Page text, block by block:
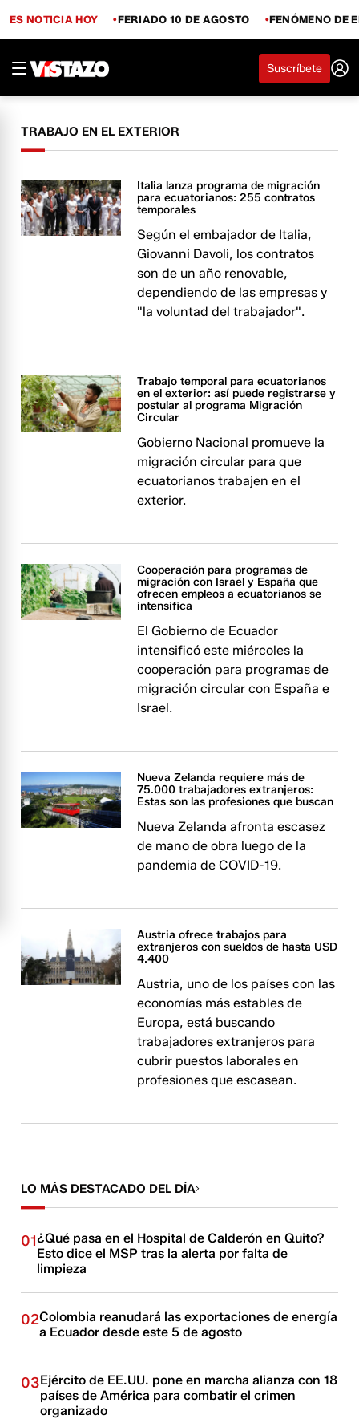
ES NOTICIA HOY FERIADO 10 DE AGOSTO FENÓMENO DE
Suscríbete
TRABAJO EN EL EXTERIOR
Italia lanza programa de migración
para ecuatorianos: 255 contratos
temporales
Según el embajador de Italia,
Giovanni Davoli, los contratos
son de un año renovable,
dependiendo de las empresas y
"la voluntad del trabajador".
Trabajo temporal para ecuatorianos
en el exterior: así puede registrarse y
postular al programa Migración
Circular
Gobierno Nacional promueve la
migración circular para que
ecuatorianos trabajen en el
exterior.
Cooperación para programas de
migración con Israel y España que
ofrecen empleos a ecuatorianos se
intensifica
El Gobierno de Ecuador
intensificó este miércoles la
cooperación para programas de
migración circular con España e
Israel.
Nueva Zelanda requiere más de
75.000 trabajadores extranjeros:
Estas son las profesiones que buscan
Nueva Zelanda afronta escasez
de mano de obra luego de la
pandemia de COVID-19.
Austria ofrece trabajos para
extranjeros con sueldos de hasta USD
4.400
Austria, uno de los países con las
economías más estables de
Europa, está buscando
trabajadores extranjeros para
cubrir puestos laborales en
profesiones que escasean.
LO MÁS DESTACADO DEL DÍA
01¿Qué pasa en el Hospital de Calderón en Quito?
Esto dice el MSP tras la alerta por falta de
limpieza
02Colombia reanudará las exportaciones de energía
a Ecuador desde este 5 de agosto
03Ejército de EE.UU. pone en marcha alianza con 18
países de América para combatir el crimen
organizado